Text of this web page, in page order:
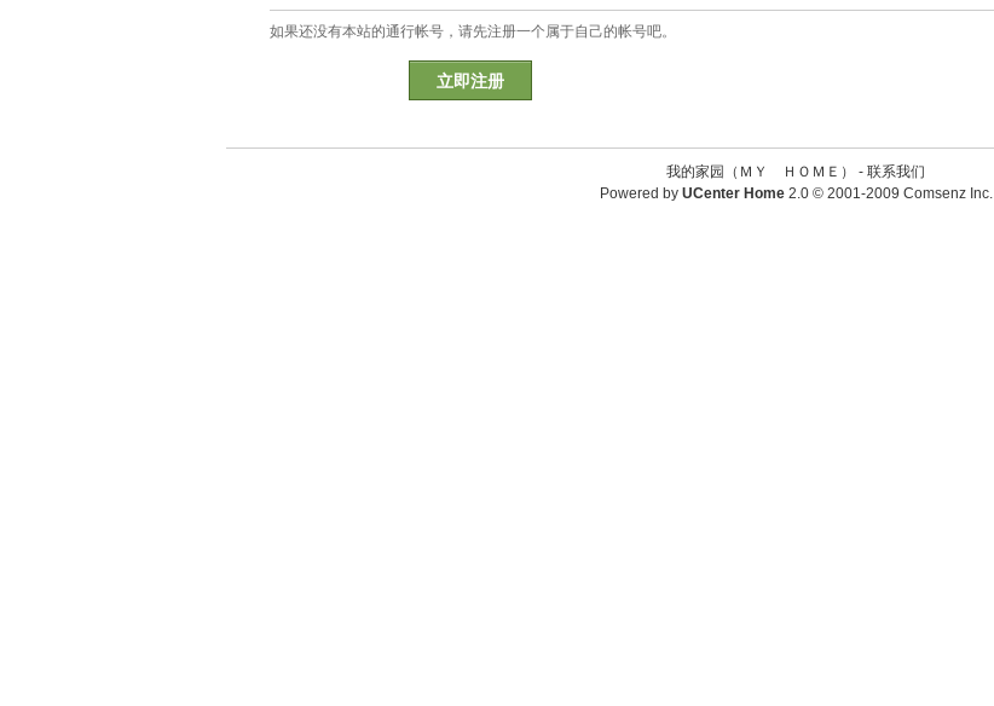
如果还没有本站的通行帐号，请先注册一个属于自己的帐号吧。
立即注册
我的家园（ＭＹ ＨＯＭＥ） - 联系我们
Powered by UCenter Home 2.0© 2001-2009 Comsenz Inc.